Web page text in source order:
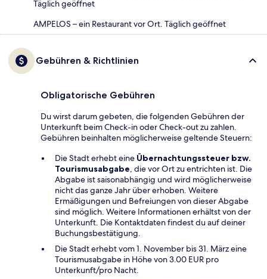
Täglich geöffnet
AMPELOS – ein Restaurant vor Ort. Täglich geöffnet
Gebühren & Richtlinien
Obligatorische Gebühren
Du wirst darum gebeten, die folgenden Gebühren der
Unterkunft beim Check-in oder Check-out zu zahlen.
Gebühren beinhalten möglicherweise geltende Steuern:
Die Stadt erhebt eine Übernachtungssteuer bzw.
Tourismusabgabe, die vor Ort zu entrichten ist. Die
Abgabe ist saisonabhängig und wird möglicherweise
nicht das ganze Jahr über erhoben. Weitere
Ermäßigungen und Befreiungen von dieser Abgabe
sind möglich. Weitere Informationen erhältst von der
Unterkunft. Die Kontaktdaten findest du auf deiner
Buchungsbestätigung.
Die Stadt erhebt vom 1. November bis 31. März eine
Tourismusabgabe in Höhe von 3.00 EUR pro
Unterkunft/pro Nacht.